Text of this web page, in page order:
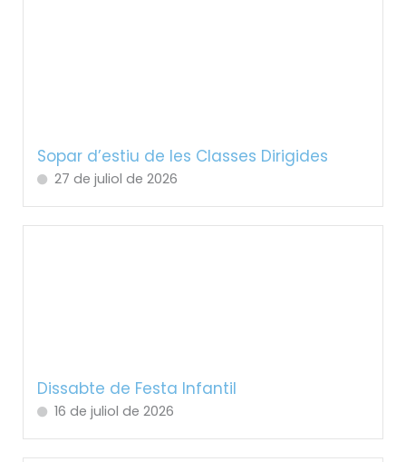
Sopar d’estiu de les Classes Dirigides
27 de juliol de 2026
Dissabte de Festa Infantil
16 de juliol de 2026